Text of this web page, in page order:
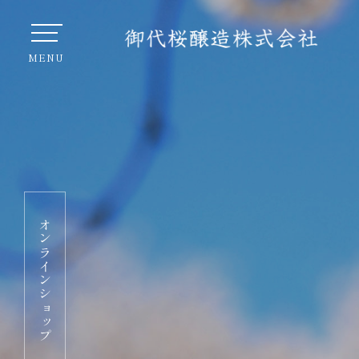
オンラインショップ